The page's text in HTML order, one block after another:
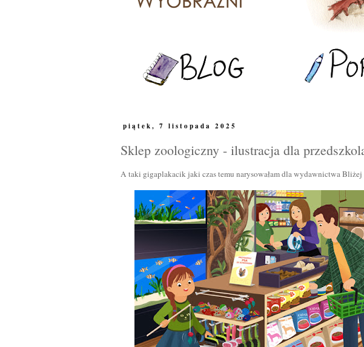
piątek, 7 listopada 2025
Sklep zoologiczny - ilustracja dla
A taki gigaplakacik jaki czas temu narysowałam dla wydawnictwa Bliżej